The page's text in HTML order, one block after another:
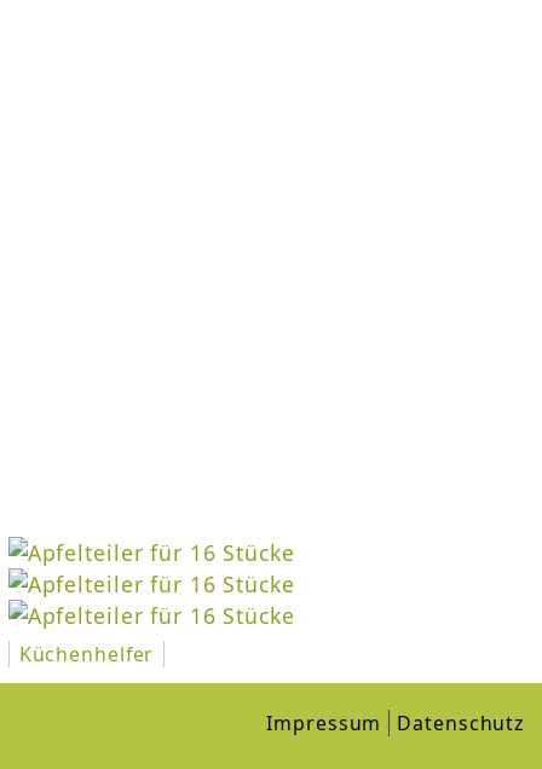
Küchenhelfer
Impressum Datenschutz